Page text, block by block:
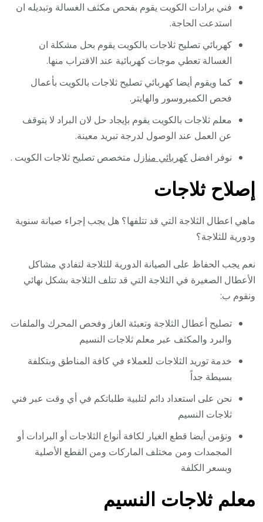
فني برادات الكويت يقوم بفحص مكثف الغسالة وتبديله ان
استدعت الحاجة.
كهربائي تصليح ثلاجات بالكويت يقوم بحل مشكلة ان
الغسالة تعطي موجات كهربائية عند الاقتراب منها.
كما ويقوم أيضا كهربائي تصليح ثلاجات بالكويت بأعمال
فحص الكمبروسور والهايتر.
معلم ثلاجات بالكويت يقوم بإيجاد حل لان البراد لا يتوقف
عن العمل عند الوصول لدرجة تبريد معينة.
نوفر افضلكهربائي منازل متخصص تصليح ثلاجات الكويت .
إصلاح ثلاجات
ماهي اعطال الثلاجة التي قد تتلفها؟ هل يجب إجراء صيانة سنوية
ودورية للثلاجة؟
نعم يجب الحفاظ على الصيانة الدورية للثلاجة لتفادي مشاكل
الأعطال الصغيرة في الثلاجة التي قد تتلف الثلاجة بشكل نهائي
ونقوم ب:
تصليح أعطال الثلاجة وتعبئة الغاز وفحص المحرك والملفات
والبرد والمكثف عبر معلم ثلاجات النسيم
خدمة توريد الثلاجات للعملاء في كافة المناطق وبتكلفة
بسيطة جداً
نحن على استعداد دائم لتلبية طلباتكم في أي وقت عبر فني
ثلاجات النسيم
ونؤمن أيضا قطع الغيار لكافة أنواع الثلاجات أو البرادات أو
المجمدات ومن مختلف الماركات ومن القطع الأصلية
وبسعر الكلفة
معلم ثلاجات النسيم